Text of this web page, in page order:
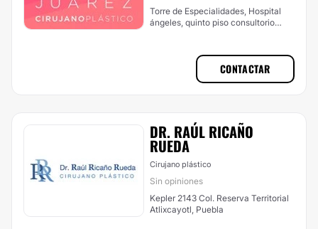
Torre de Especialidades, Hospital
ángeles, quinto piso consultorio
CONTACTAR
DR. RAÚL RICAÑO
RUEDA
Cirujano plástico
Sin opiniones
Kepler 2143 Col. Reserva Territorial
Atlixcayotl, Puebla